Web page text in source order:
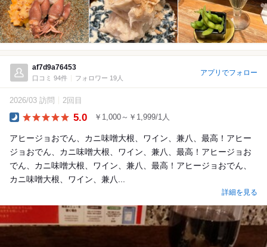
af7d9a76453
口コミ 94件 フォロワー 19人
アプリでフォロー
2026/03 訪問 2回目
5.0 ￥1,000～￥1,999/1人
アヒージョおでん、カニ味噌大根、ワイン、兼八、最高！アヒー
ジョおでん、カニ味噌大根、ワイン、兼八、最高！アヒージョお
でん、カニ味噌大根、ワイン、兼八、最高！アヒージョおでん、
カニ味噌大根、ワイン、兼八...
詳細を見る